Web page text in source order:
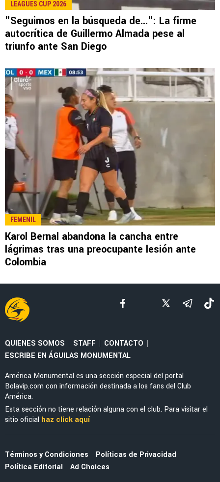
LEE TAMBIÉN
LEAGUES CUP 2026
Guillermo Almada destaca la evolución de
América tras la victoria ante San Diego FC